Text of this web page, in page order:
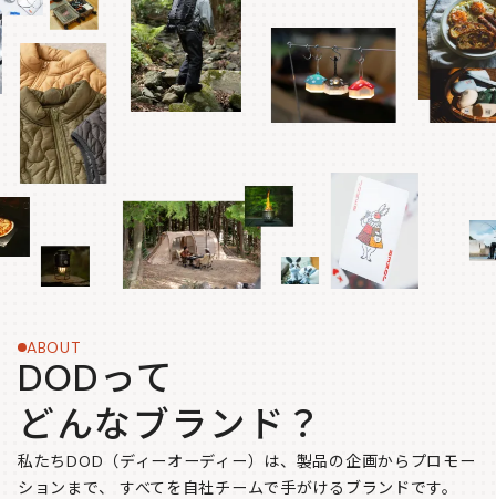
ABOUT
DODって
どんなブランド？
私たちDOD（ディーオーディー）は、製品の企画からプロモー
ションまで、
すべてを自社チームで手がけるブランドです。